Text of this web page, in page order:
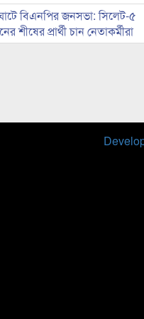
বিএনপির জনসভা: সিলেট-৫
শীষের প্রার্থী চান নেতাকর্মীরা